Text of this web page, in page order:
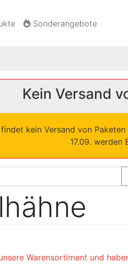
Sonderangebote
Kein Versand
kein Versand von
17.09. werden
Warensortiment und